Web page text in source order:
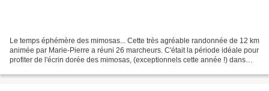
Le temps éphémère des mimosas... Cette très agréable randonnée de 12 km
animée par Marie-Pierre a réuni 26 marcheurs. C'était la période idéale pour
profiter de l'écrin dorée des mimosas, (exceptionnels cette année !) dans